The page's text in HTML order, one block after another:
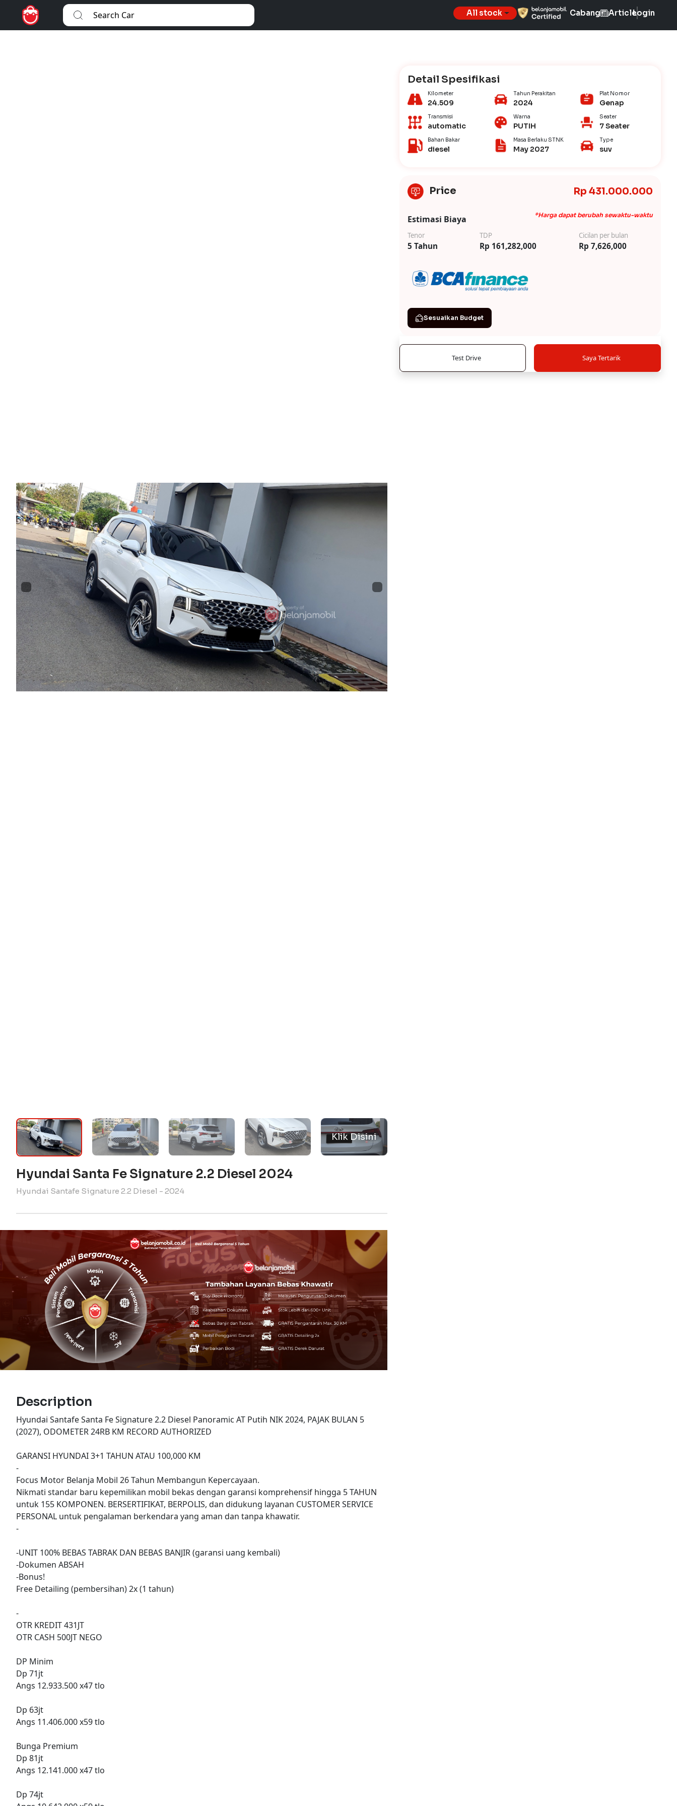
All stock Cabang ArticleLogin
Hyundai Santa Fe Signature 2.2 Diesel 2024
Hyundai Santafe Signature 2.2 Diesel - 2024
Description
Hyundai Santafe Santa Fe Signature 2.2 Diesel Panoramic AT Putih NIK 2024, PAJAK BULAN 5
(2027), ODOMETER 24RB KM RECORD AUTHORIZED
GARANSI HYUNDAI 3+1 TAHUN ATAU 100,000 KM
-
Focus Motor Belanja Mobil 26 Tahun Membangun Kepercayaan.
Nikmati standar baru kepemilikan mobil bekas dengan garansi komprehensif hingga 5 TAHUN
untuk 155 KOMPONEN. BERSERTIFIKAT, BERPOLIS, dan didukung layanan CUSTOMER SERVICE
PERSONAL untuk pengalaman berkendara yang aman dan tanpa khawatir.
-
-UNIT 100% BEBAS TABRAK DAN BEBAS BANJIR (garansi uang kembali)
-Dokumen ABSAH
-Bonus!
Free Detailing (pembersihan) 2x (1 tahun)
-
OTR KREDIT 431JT
OTR CASH 500JT NEGO
DP Minim
Dp 71jt
Angs 12.933.500 x47 tlo
Dp 63jt
Angs 11.406.000 x59 tlo
Bunga Premium
Dp 81jt
Angs 12.141.000 x47 tlo
Dp 74jt
Detail Spesifikasi
Kilometer
24.509
Tahun Perakitan
2024
Plat Nomor
Genap
Transmisi
automatic
Warna
PUTIH
Seater
7 Seater
Bahan Bakar
diesel
Masa Berlaku STNK
May 2027
Type
suv
Price Rp 431.000.000
Estimasi Biaya *Harga dapat berubah sewaktu-waktu
Tenor
5 Tahun
TDP
Rp 161,282,000
Cicilan per bulan
Rp 7,626,000
Sesuaikan Budget
Test Drive Saya Tertarik